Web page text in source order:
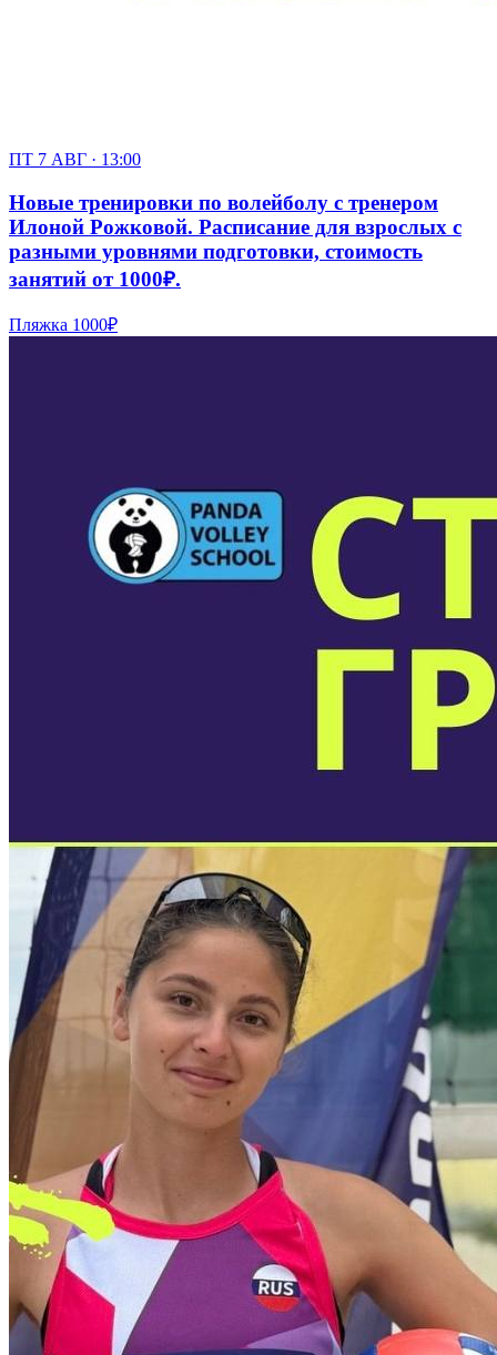
ПТ 7 АВГ · 13:00
Новые тренировки по волейболу с тренером
Илоной Рожковой. Расписание для взрослых с
разными уровнями подготовки, стоимость
занятий от 1000₽.
Пляжка 1000₽